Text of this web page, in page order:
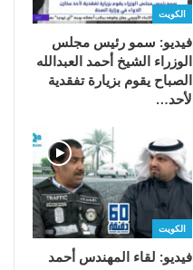
الكويت
فيديو: سمو رئيس مجلس
الوزراء الشيخ أحمد العبدالله
الصباح يقوم بزيارة تفقدية
لأحد…
الكويت
فيديو: لقاء المهندس أحمد